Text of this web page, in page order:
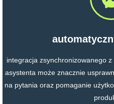
integracja zsynchronizowanego
asystenta może znacznie
na pytania oraz pomaganie